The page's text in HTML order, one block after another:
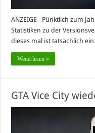
ANZEIGE - Pünktlich zum
Statistiken zu der
dieses mal ist tatsächlich
Weiterlesen »
GTA Vice City